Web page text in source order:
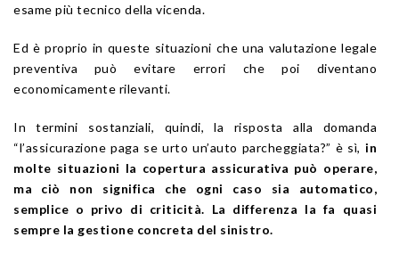
esame più tecnico della vicenda.
Ed è proprio in queste situazioni che una valutazione legale
preventiva può evitare errori che poi diventano
economicamente rilevanti.
In termini sostanziali, quindi, la risposta alla domanda
“l’assicurazione paga se urto un’auto parcheggiata?” è sì, in
molte situazioni la copertura assicurativa può operare,
ma ciò non significa che ogni caso sia automatico,
semplice o privo di criticità. La differenza la fa quasi
sempre la gestione concreta del sinistro.